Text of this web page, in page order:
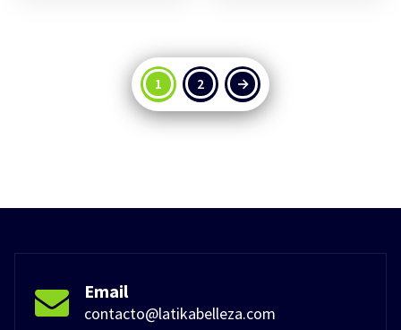
1 2 →
Email
contacto@latikabelleza.com